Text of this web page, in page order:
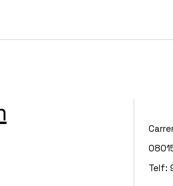
Telf: